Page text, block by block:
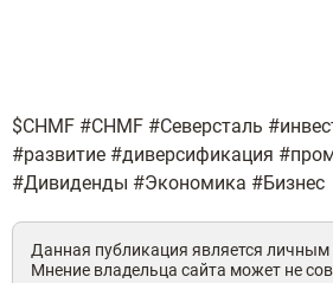
$CHMF #CHMF #Северсталь
#развитие #диверсификация
#Дивиденды #Экономика #Бизнес
Данная публикация является
Мнение владельца сайта может не